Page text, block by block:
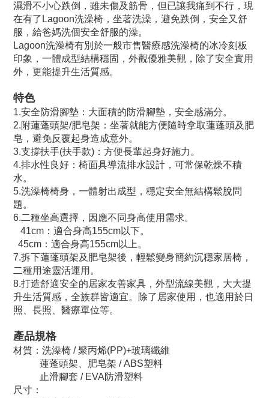
濕滑不小心跌倒，雖未傷及筋骨，但已讓我痛到不行，現
在有了Lagoon洗澡椅，坐著洗澡，避免跌倒，安全又舒
服，給爸媽洗個安全舒服的澡。
Lagoon洗澡椅有別於一般市售醫療感洗澡椅的冰冷刻板
印象，一體成型結構穩固，外觀優雅美觀，除了安全實用
外，更能提升生活質感。
特色
1.安全防滑腳墊：大面積的防滑腳墊，安全感滿分。
2.附蓮蓬頭架/肥皂架：坐著就能方便隨時拿取蓮蓬頭及肥
皂，避免反覆起身造成意外。
3.支撐扶手(扶手款)：方便長輩起身好施力。
4.排水性良好：椅面具導流排水設計，可常保乾燥不積
水。
5.洗澡椅椅身，一體射出成型，穩定安全無結構鬆脫問
題。
6.二種坐高選擇，因應不同身高使用需求。
41cm：適合身高155cm以下。
45cm：適合身高155cm以上。
7.拆下蓮蓬頭架及肥皂架後，輕鬆變身簡約沉穩家居椅，
二種用途靈活運用。
8.打造舒適安全的居家友善家具，外型流線美觀，大大提
升生活質感，全族群皆適宜。除了居家使用，也適用於日
照、長照、醫療單位等。
產品規格
材質：洗澡椅 / 聚丙烯(PP)+玻璃纖維
蓮蓬頭架、肥皂架 / ABS塑料
止滑腳套 / EVA防滑塑料
尺寸：